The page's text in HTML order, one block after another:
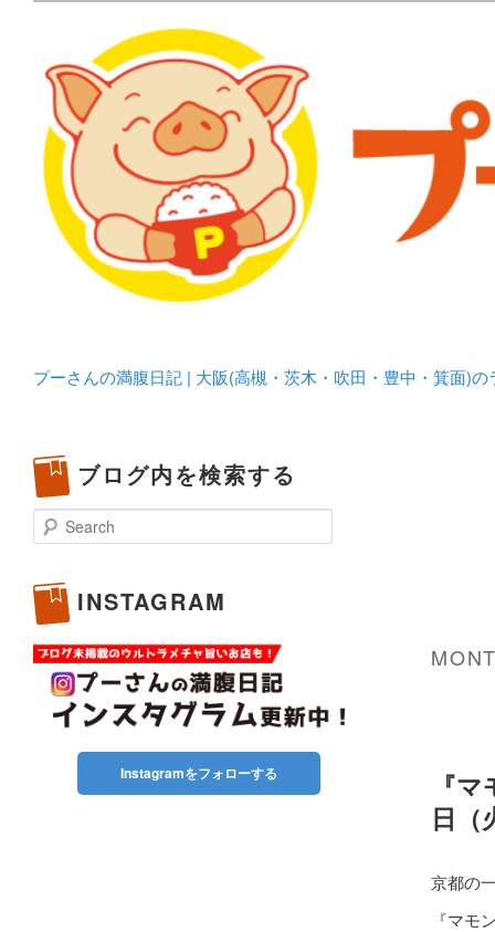
プーさんの満腹日記 |
豊中・箕面)のランチ＆
化してます。
プーさんの満腹日記 | 大阪(高槻・茨木・吹田・豊中・箕面)
『
日（
京都の
『マモ
ブログ内を検索する
Search
INSTAGRAM
Instagramをフォローする